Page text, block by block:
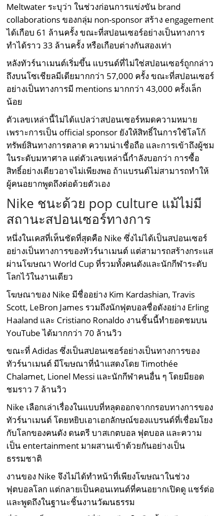
Meltwater ระบุว่า ในช่วงก่อนการแข่งขัน brand
collaborations ของกลุ่ม non-sponsor สร้าง engagement
ได้เกือบ 61 ล้านครั้ง ขณะที่สปอนเซอร์อย่างเป็นทางการ
ทำได้ราว 33 ล้านครั้ง หรือเกือบต่างกันสองเท่า
หลังทัวร์นาเมนต์เริ่มขึ้น แบรนด์ที่ไม่ใช่สปอนเซอร์ถูกกล่าว
ถึงบนโซเชียลมีเดียมากกว่า 57,000 ครั้ง ขณะที่สปอนเซอร์
อย่างเป็นทางการมี mentions มากกว่า 43,000 ครั้งเล็ก
น้อย
ตัวเลขเหล่านี้ไม่ได้แปลว่าสปอนเซอร์หมดความหมาย
เพราะการเป็น official sponsor ยังให้สิทธิ์ในการใช้โลโก้
ทรัพย์สินทางการตลาด ความน่าเชื่อถือ และการเข้าถึงผู้ชม
ในระดับมหาศาล แต่ตัวเลขเหล่านี้กำลังบอกว่า การซื้อ
สิทธิ์อย่างเดียวอาจไม่เพียงพอ ถ้าแบรนด์ไม่สามารถทำให้
ผู้คนอยากพูดถึงต่อด้วยตัวเอง
Nike ชนะด้วย pop culture แม้ไม่มี
สถานะสปอนเซอร์ทางการ
หนึ่งในเคสที่เห็นชัดที่สุดคือ Nike ซึ่งไม่ได้เป็นสปอนเซอร์
อย่างเป็นทางการของทัวร์นาเมนต์ แต่สามารถสร้างกระแส
ผ่านโฆษณา World Cup ที่รวมทั้งคนดังและนักกีฬาระดับ
โลกไว้ในงานเดียว
โฆษณาของ Nike มีชื่ออย่าง Kim Kardashian, Travis
Scott, LeBron James รวมถึงนักฟุตบอลชื่อดังอย่าง Erling
Haaland และ Cristiano Ronaldo งานชิ้นนี้ทำยอดชมบน
YouTube ได้มากกว่า 70 ล้านวิว
ขณะที่ Adidas ซึ่งเป็นสปอนเซอร์อย่างเป็นทางการของ
ทัวร์นาเมนต์ มีโฆษณาที่นำแสดงโดย Timothée
Chalamet, Lionel Messi และนักกีฬาคนอื่น ๆ โดยมียอด
ชมราว 7 ล้านวิว
Nike เลือกเล่าเรื่องในแบบที่หลุดออกจากกรอบทางการของ
ทัวร์นาเมนต์ โดยหยิบเอาเอกลักษณ์ของแบรนด์ที่เชื่อมโยง
กับโลกของคนดัง ดนตรี บาสเกตบอล ฟุตบอล และความ
เป็น entertainment มาผสานเข้าด้วยกันอย่างเป็น
ธรรมชาติ
งานของ Nike จึงไม่ได้ทำหน้าที่เพียงโฆษณาในช่วง
ฟุตบอลโลก แต่กลายเป็นคอนเทนต์ที่คนอยากเปิดดู แชร์ต่อ
และพูดถึงในฐานะชิ้นงานวัฒนธรรม